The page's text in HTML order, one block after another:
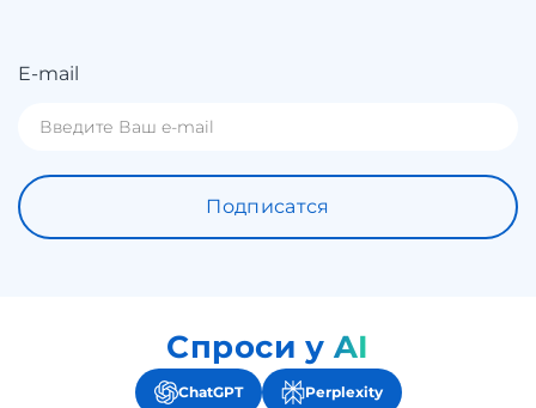
E-mail
Подписатся
Спроси у AI
ChatGPT Perplexity